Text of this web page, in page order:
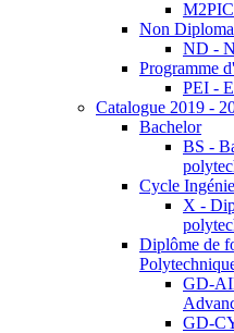
Non
ND -
Programme
PEI -
Catalogue 2019 -
Bachelor
BS -
Cycle
X -
Diplôme de
GD-
GD-